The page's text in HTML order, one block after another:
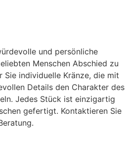
und persönliche
Menschen Abschied zu
Sie individuelle Kränze, die mit
Details den Charakter des
Jedes Stück ist einzigartig
gefertigt. Kontaktieren Sie